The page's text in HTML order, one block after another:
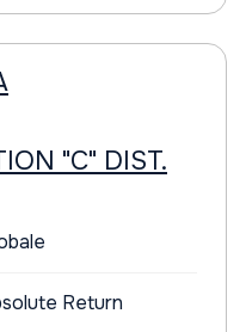
"C" DIST.
Return